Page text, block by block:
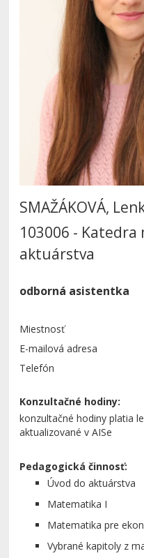
SMAŽÁKOVÁ,
103006 -
aktuárstva
odborná asistentka
Miestnosť
E-mailová adresa
Telefón
Konzultačné hodiny:
konzultačné hodiny platia
aktualizované v AISe
Pedagogická činnosť:
Úvod do aktuárstva
Matematika I
Matematika pre
Vybrané kapitoly z